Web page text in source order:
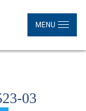
MENU
03